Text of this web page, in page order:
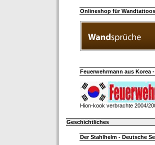
Onlineshop für Wandtattoos
Feuerwehrmann aus Korea
Hion-kook verbrachte 2004/
Geschichtliches
Der Stahlhelm - Deutsche